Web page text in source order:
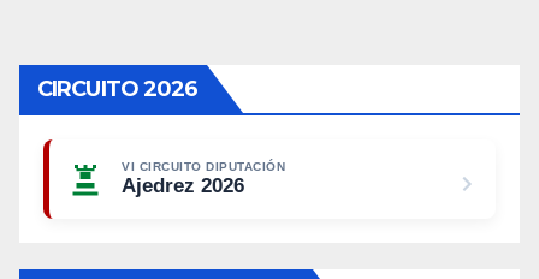
CIRCUITO 2026
VI CIRCUITO DIPUTACIÓN
Ajedrez 2026